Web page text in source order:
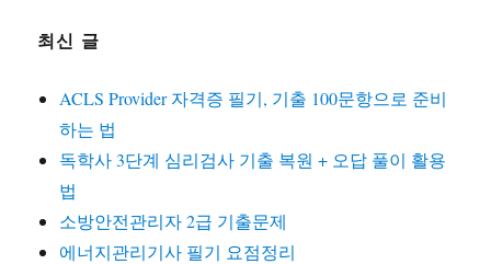
습
어
최신 글
ACLS Provider 자격증 필기, 기출 100문항으로 준비
하는 법
독학사 3단계 심리검사 기출 복원 + 오답 풀이 활용
법
소방안전관리자 2급 기출문제
에너지관리기사 필기 요점정리